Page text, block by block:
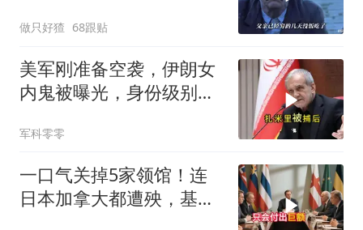
做只好猹 68跟贴
美军刚准备空袭，伊朗女
内鬼被曝光，身份级别很
军科零零
一口气关掉5家领馆！连
日本加拿大都遭殃，基辛